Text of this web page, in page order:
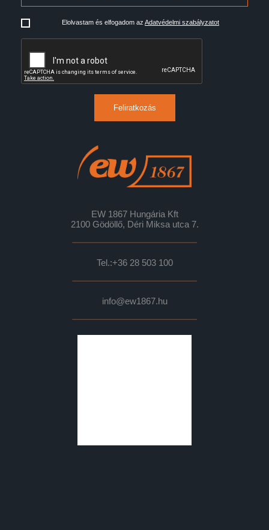
Elolvastam és elfogadom az Adatvédelmi szabályzatot
Feliratkozás
EW 1867 Hungária Kft
2100 Gödöllő, Déri Miksa utca 7.
Tel.:+36 28 503 100
info@ew1867.hu